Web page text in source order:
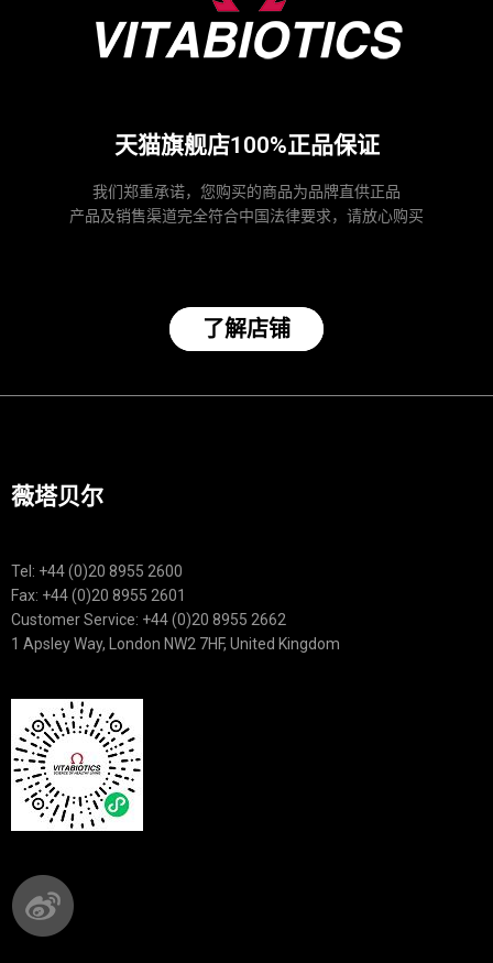
天猫旗舰店100%正品保证
我们郑重承诺，您购买的商品为品牌直供正品
产品及销售渠道完全符合中国法律要求，请放心购买
了解店铺
薇塔贝尔
Tel: +44 (0)20 8955 2600
Fax: +44 (0)20 8955 2601
Customer Service: +44 (0)20 8955 2662
1 Apsley Way, London NW2 7HF, United Kingdom